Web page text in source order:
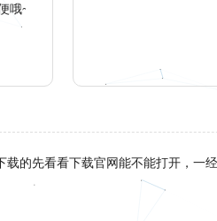
~
的先看看下载官网能不能打开，一